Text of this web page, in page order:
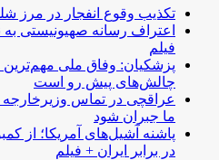
تکذیب وقوع انفجار در مرز
اعتراف رسانه صهیونیستی به
فیلم
پزشکیان: وفاق ملی مهم‌ترین
چالش‌های پیش رو است
عراقچی در تماس وزیرخارجه
ما جبران شود
پاشنه آشیل‌های آمریکا؛ از
در برابر ایران + فیلم